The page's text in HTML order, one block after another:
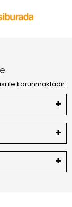
ile korunmaktadır.